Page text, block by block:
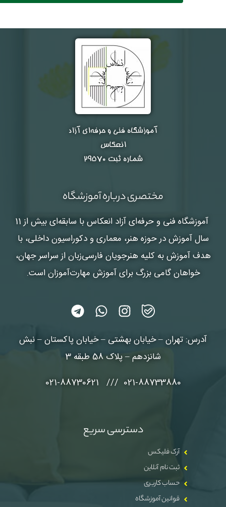
آموزشگاه فنی و حرفه‌ای آزاد
انعکاس
شماره ثبت ۲۹۵۷۰
مختصری درباره آموزشگاه
آموزشگاه فنی و حرفه‌ای آزاد انعکاس
با سابقه‌ای بیش از 11
سال آموزش در حوزه هنر، معماری و دکوراسیون داخلی، با
هدف آموزش به کلیه هنرجویان فارسی‌زبان از سراسر جهان،
خواهان گامی بزرگ برای آموزش مهارت‌آموزان است.
آدرس: تهران – خیابان بهشتی – خیابان پاکستان – نبش
شانزدهم – پلاک 58 طبقه 3
021-88733880 /// 021-88730621
دسترسی سریع
آرک فلیکس
ثبت نام آنلاین
حساب کاربری
قوانین آموزشگاه